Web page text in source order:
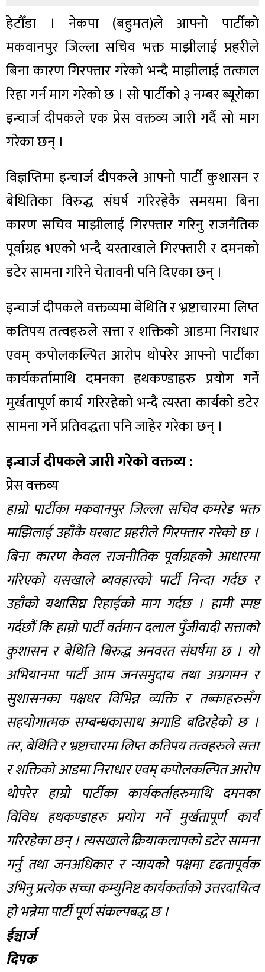
हेटौँडा । नेकपा (बहुमत)ले आफ्नो पार्टीको
मकवानपुर जिल्ला सचिव भक्त माझीलाई प्रहरीले
बिना कारण गिरफ्तार गरेको भन्दै माझीलाई तत्काल
रिहा गर्न माग गरेको छ । सो पार्टीको ३ नम्बर ब्यूरोका
इन्चार्ज दीपकले एक प्रेस वक्तव्य जारी गर्दै सो माग
गरेका छन् ।
विज्ञप्तिमा इन्चार्ज दीपकले आफ्नो पार्टी कुशासन र
बेथितिका विरुद्ध संघर्ष गरिरहेकै समयमा बिना
कारण सचिव माझीलाई गिरफ्तार गरिनु राजनैतिक
पूर्वाग्रह भएको भन्दै यस्ताखाले गिरफ्तारी र दमनको
डटेर सामना गरिने चेतावनी पनि दिएका छन् ।
इन्चार्ज दीपकले वक्तव्यमा बेथिति र भ्रष्टाचारमा लिप्त
कतिपय तत्वहरुले सत्ता र शक्तिको आडमा निराधार
एवम् कपोलकल्पित आरोप थोपरेर आफ्नो पार्टीका
कार्यकर्तामाथि दमनका हथकण्डाहरु प्रयोग गर्ने
मुर्खतापूर्ण कार्य गरिरहेको भन्दै त्यस्ता कार्यको डटेर
सामना गर्ने प्रतिवद्धता पनि जाहेर गरेका छन् ।
इन्चार्ज दीपकले जारी गरेको वक्तव्य :
प्रेस वक्तव्य
हाम्रो पार्टीका मकवानपुर जिल्ला सचिव कमरेड भक्त
माझिलाई उहाँकै घरबाट प्रहरीले गिरफ्तार गरेको छ ।
बिना कारण केवल राजनीतिक पूर्वाग्रहको आधारमा
गरिएको यसखाले ब्यवहारको पार्टी निन्दा गर्दछ र
उहाँको यथासिघ्र रिहाईको माग गर्दछ । हामी स्पष्ट
गर्दछौं कि हाम्रो पार्टी वर्तमान दलाल पुँजीवादी सत्ताको
कुशासन र बेथिति बिरुद्ध अनवरत संघर्षमा छ । यो
अभियानमा पार्टी आम जनसमुदाय तथा अग्रगमन र
सुशासनका पक्षधर विभिन्न व्यक्ति र तब्काहरुसँग
सहयोगात्मक सम्बन्धकासाथ अगाडि बढिरहेको छ ।
तर, बेथिति र भ्रष्टाचारमा लिप्त कतिपय तत्वहरुले सत्ता
र शक्तिको आडमा निराधार एवम् कपोलकल्पित आरोप
थोपरेर हाम्रो पार्टीका कार्यकर्ताहरुमाथि दमनका
विविध हथकण्डाहरु प्रयोग गर्ने मुर्खतापूर्ण कार्य
गरिरहेका छन् । त्यसखाले क्रियाकलापको डटेर सामना
गर्नु तथा जनअधिकार र न्यायको पक्षमा दृढतापूर्वक
उभिनु प्रत्येक सच्चा कम्युनिष्ट कार्यकर्ताको उत्तरदायित्व
हो भन्नेमा पार्टी पूर्ण संकल्पबद्ध छ ।
ईञ्चार्ज
दिपक